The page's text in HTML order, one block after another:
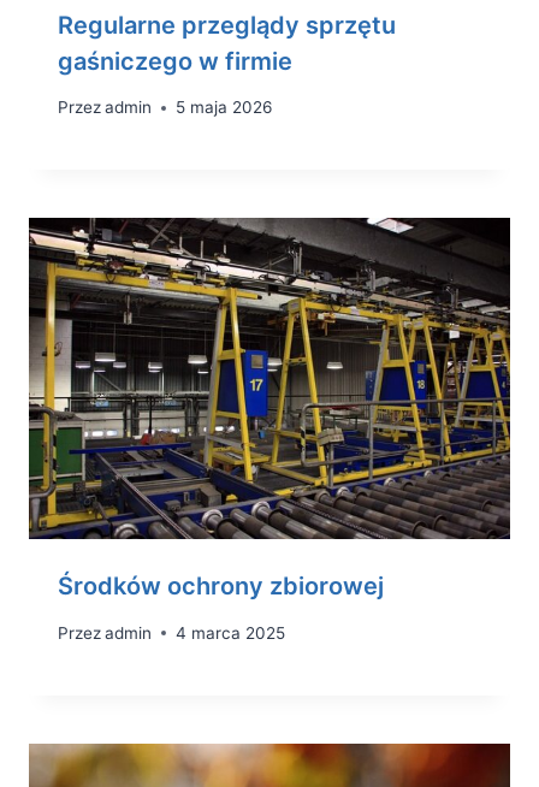
Regularne przeglądy sprzętu
gaśniczego w firmie
Przezadmin 5 maja 2026
Środków ochrony zbiorowej
Przezadmin 4 marca 2025